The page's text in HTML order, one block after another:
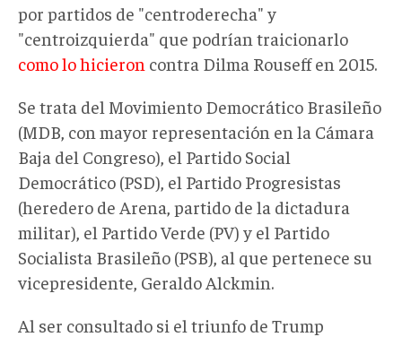
por partidos de "centroderecha" y
"centroizquierda" que podrían traicionarlo
como lo hicieron contra Dilma Rouseff en 2015.
Se trata del Movimiento Democrático Brasileño
(MDB, con mayor representación en la Cámara
Baja del Congreso), el Partido Social
Democrático (PSD), el Partido Progresistas
(heredero de Arena, partido de la dictadura
militar), el Partido Verde (PV) y el Partido
Socialista Brasileño (PSB), al que pertenece su
vicepresidente, Geraldo Alckmin.
Al ser consultado si el triunfo de Trump